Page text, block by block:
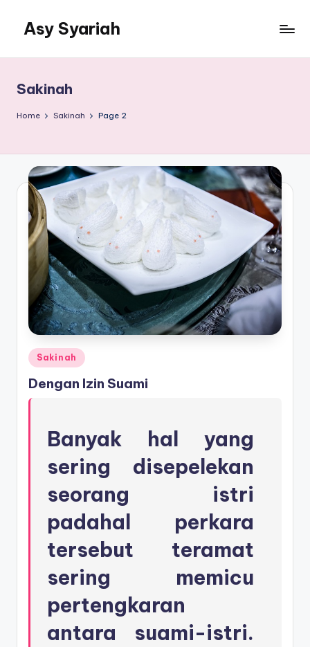
content
Asy Syariah
Ilmu
Islam
Sakinah
Home Sakinah Page 2
Posted
in
Sakinah
Dengan Izin Suami
Banyak hal yang
sering disepelekan
seorang istri
padahal perkara
tersebut teramat
sering memicu
pertengkaran
antara suami-istri.